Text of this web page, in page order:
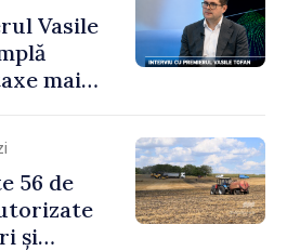
Vasile
mai
tutun și
56 de
și